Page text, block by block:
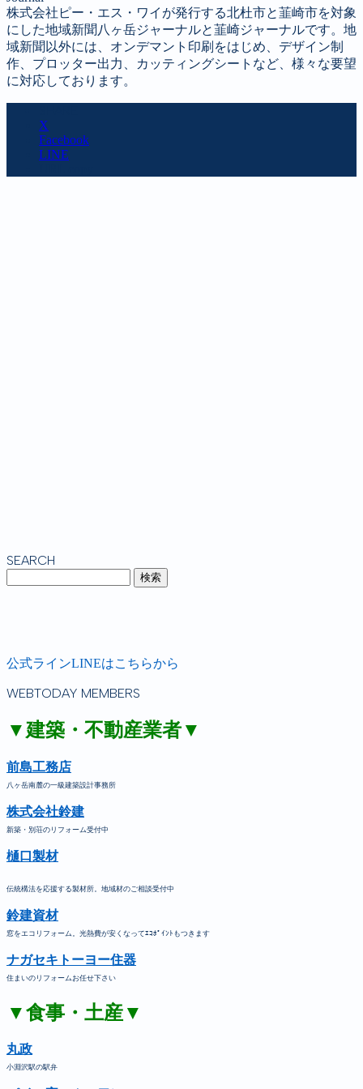
株式会社ピー・エス・ワイが発行する北杜市と韮崎市を対象
にした地域新聞八ヶ岳ジャーナルと韮崎ジャーナルです。地
域新聞以外には、オンデマント印刷をはじめ、デザイン制
作、プロッター出力、カッティングシートなど、様々な要望
に対応しております。
X
Facebook
LINE
SEARCH
公式ラインLINEはこちらから
WEBTODAY MEMBERS
▼建築・不動産業者▼
前島工務店
八ヶ岳南麓の一級建築設計事務所
株式会社鈴建
新築・別荘のリフォーム受付中
樋口製材
伝統構法を応援する製材所。地域材のご相談受付中
鈴建資材
窓をエコリフォーム。光熱費が安くなってｴｺﾎﾟｲﾝﾄもつきます
ナガセキトーヨー住器
住まいのリフォームお任せ下さい
▼食事・土産▼
丸政
小淵沢駅の駅弁